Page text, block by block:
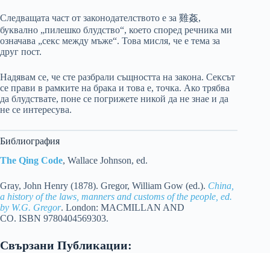
Следващата част от законодателството е за 雞姦,
буквално „пилешко блудство“, което според речника ми
означава „секс между мъже“. Това мисля, че е тема за
друг пост.
Надявам се, че сте разбрали същността на закона. Сексът
се прави в рамките на брака и това е, точка. Ако трябва
да блудствате, поне се погрижете никой да не знае и да
не се интересува.
Библиография
The Qing Code, Wallace Johnson, ed.
Gray, John Henry (1878). Gregor, William Gow (ed.). China,
a history of the laws, manners and customs of the people, ed.
by W.G. Gregor. London: MACMILLAN AND
CO. ISBN 9780404569303.
Свързани Публикации: